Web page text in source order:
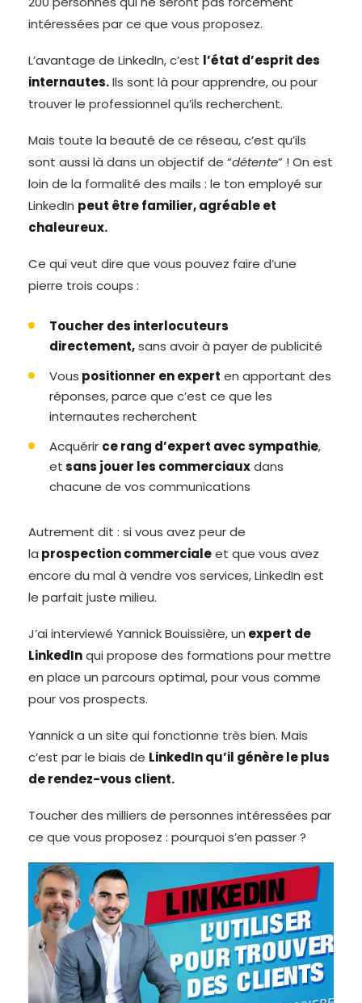
intéressées par ce que vous proposez.
L’avantage de LinkedIn, c’est l’état d’esprit des
internautes.Ils sont là pour apprendre, ou pour
trouver le professionnel qu’ils recherchent.
Mais toute la beauté de ce réseau, c’est qu’ils
sont aussi là dans un objectif de “détente” ! On est
loin de la formalité des mails : le ton employé sur
LinkedIn peut être familier, agréable et
chaleureux.
Ce qui veut dire que vous pouvez faire d’une
pierre trois coups :
Toucher des interlocuteurs
directement,sans avoir à payer de publicité
Vous positionner en expert en apportant des
réponses, parce que c’est ce que les
internautes recherchent
Acquérir ce rang d’expert avec sympathie,
etsans jouer les commerciauxdans
chacune de vos communications
Autrement dit : si vous avez peur de
la prospection commercialeet que vous avez
encore du mal à vendre vos services, LinkedIn est
le parfait juste milieu.
J’ai interviewé Yannick Bouissière, un expert de
LinkedInqui propose des formations pour mettre
en place un parcours optimal, pour vous comme
pour vos prospects.
Yannick a un site qui fonctionne très bien. Mais
c’est par le biais de LinkedIn qu’il génère le plus
de rendez-vous client.
Toucher des milliers de personnes intéressées par
ce que vous proposez : pourquoi s’en passer ?